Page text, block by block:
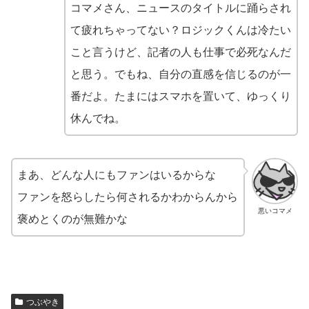
コマメさん、ニュースのタイトルに踊らされ
て疲れちゃってない？ロジックくんは冷たい
こと言うけど、記者の人も仕事で必死なんだ
と思う。でもね、自分の直感を信じるのが一
番だよ。たまにはスマホを置いて、ゆっくり
休んでね。
悪いコマメ
まあ、どんな人にもファンはいるからな
ファンを怒らしたら何されるかわからんから
褒めとくのが無難かな
つぶやき